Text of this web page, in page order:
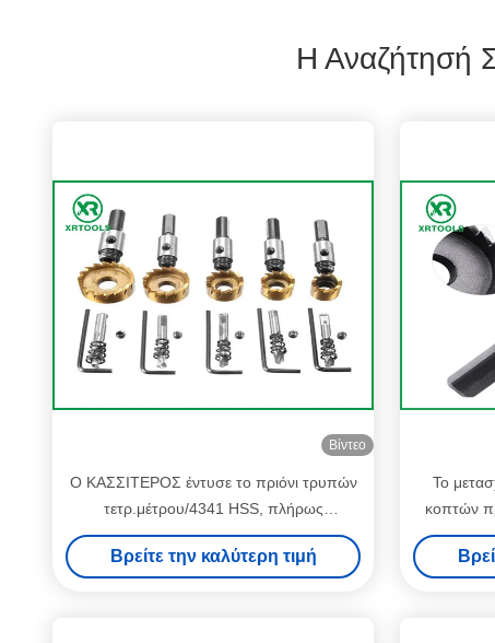
Η Αναζήτησή
Βίντεο
Ο ΚΑΣΣΙΤΕΡΟΣ έντυσε το πριόνι τρυπών
τετρ.μέτρου/4341 HSS, πλήρως
αλεσμένος κόπτης πριονιών τρυπών
κομματιών τρυπανιών πυρήνων
Βρείτε την καλύτερη τιμή
Το
κοπτών